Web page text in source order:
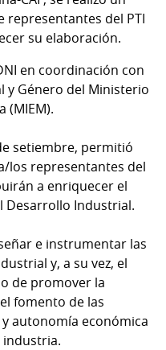
del PTI
su elaboración.
en coordinación con
y Género del Ministerio
(MIEM).
setiembre, permitió
los representantes del
a enriquecer el
Desarrollo Industrial.
e instrumentar las
y, a su vez, el
de promover la
fomento de las
autonomía económica
industria.